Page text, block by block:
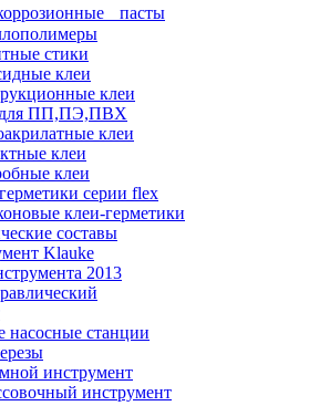
пасты
стики
клеи
клеи
ПП,ПЭ,ПВХ
клеи
клеи
клеи
серии flex
клеи-герметики
составы
Klauke
2013
насосные станции
инструмент
инструмент